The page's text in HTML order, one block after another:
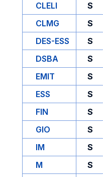
CLELI S
CLMG
S
DES-ESS
S
DSBA
S
EMIT
S
ESS
S
FIN
S
GIO
S
IM
S
M
S